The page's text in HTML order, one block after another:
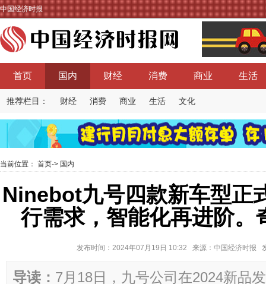
中国经济时报
首页 国内 财经 消费 商业 生活
推荐栏目： 财经 消费 商业 生活 文化
当前位置： 首页-> 国内
Ninebot九号四款新车型正
行需求，智能化再进阶。
发布时间：2024年07月19日 10:32 来源：中国经济时报
导读： 7月18日，九号公司在2024新品